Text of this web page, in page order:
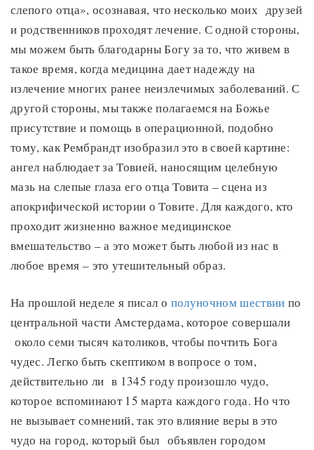
слепого отца», осознавая, что несколько моих друзей
и родственников проходят лечение. С одной стороны,
мы можем быть благодарны Богу за то, что живем в
такое время, когда медицина дает надежду на
излечение многих ранее неизлечимых заболеваний. С
другой стороны, мы также полагаемся на Божье
присутствие и помощь в операционной, подобно
тому, как Рембрандт изобразил это в своей картине:
ангел наблюдает за Товией, наносящим целебную
мазь на слепые глаза его отца Товита – сцена из
апокрифической истории о Товите. Для каждого, кто
проходит жизненно важное медицинское
вмешательство – а это может быть любой из нас в
любое время – это утешительный образ.
На прошлой неделе я писал о полуночном шествии по
центральной части Амстердама, которое совершали
около семи тысяч католиков, чтобы почтить Бога
чудес. Легко быть скептиком в вопросе о том,
действительно ли в 1345 году произошло чудо,
которое вспоминают 15 марта каждого года. Но что
не вызывает сомнений, так это влияние веры в это
чудо на город, который был объявлен городом